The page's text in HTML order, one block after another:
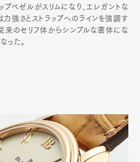
プベゼルがスリムになり、エレガントな
強さとストラップへのラインを強調す
来のセリフ体からシンプルな書体にな
った。